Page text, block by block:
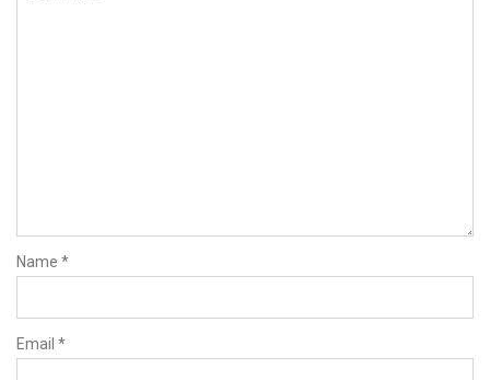
Name *
Email *